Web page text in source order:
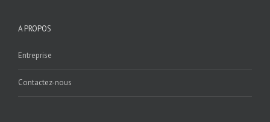
A PROPOS
Entreprise
Contactez-nous